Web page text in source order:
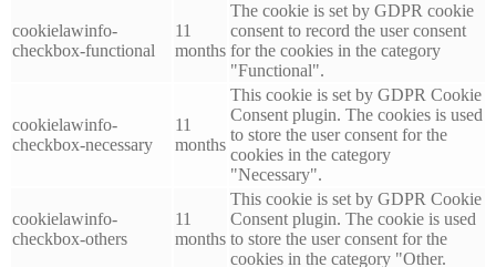
cookielawinfo-
checkbox-functional
11
months
The cookie is set by GDPR cookie
consent to record the user consent
for the cookies in the category
"Functional".
cookielawinfo-
checkbox-necessary
11
months
This cookie is set by GDPR Cookie
Consent plugin. The cookies is used
to store the user consent for the
cookies in the category
"Necessary".
cookielawinfo-
checkbox-others
11
months
This cookie is set by GDPR Cookie
Consent plugin. The cookie is used
to store the user consent for the
cookies in the category "Other.